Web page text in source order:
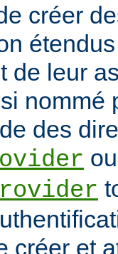
créer
de leur
nommé
des
ou
créer et